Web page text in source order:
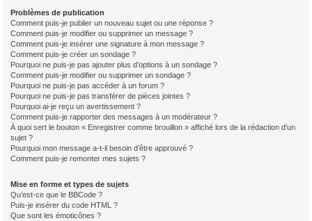
Problèmes de publication
Comment puis-je publier un nouveau sujet ou une réponse ?
Comment puis-je modifier ou supprimer un message ?
Comment puis-je insérer une signature à mon message ?
Comment puis-je créer un sondage ?
Pourquoi ne puis-je pas ajouter plus d’options à un sondage ?
Comment puis-je modifier ou supprimer un sondage ?
Pourquoi ne puis-je pas accéder à un forum ?
Pourquoi ne puis-je pas transférer de pièces jointes ?
Pourquoi ai-je reçu un avertissement ?
Comment puis-je rapporter des messages à un modérateur ?
À quoi sert le bouton « Enregistrer comme brouillon » affiché lors de la rédaction d’un
sujet ?
Pourquoi mon message a-t-il besoin d’être approuvé ?
Comment puis-je remonter mes sujets ?
Mise en forme et types de sujets
Qu’est-ce que le BBCode ?
Puis-je insérer du code HTML ?
Que sont les émoticônes ?